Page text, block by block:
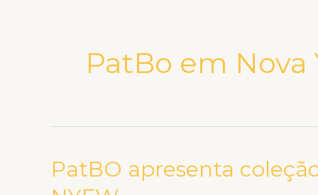
PatBo em Nova
PatBO apresenta
PatBO